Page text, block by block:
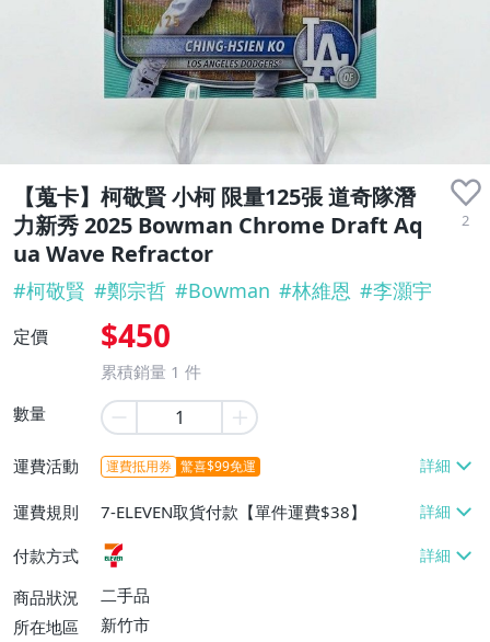
【蒐卡】柯敬賢 小柯 限量125張 道奇隊潛
力新秀 2025 Bowman Chrome Draft Aq
ua Wave Refractor
2
#柯敬賢 #鄭宗哲 #Bowman #林維恩 #李灝宇
定價 $450
累積銷量 1 件
數量
運費活動 運費抵用券 驚喜$99免運
運費規則
7-ELEVEN取貨付款【單件運費$38】
付款方式
商品狀況
二手品
所在地區
新竹市